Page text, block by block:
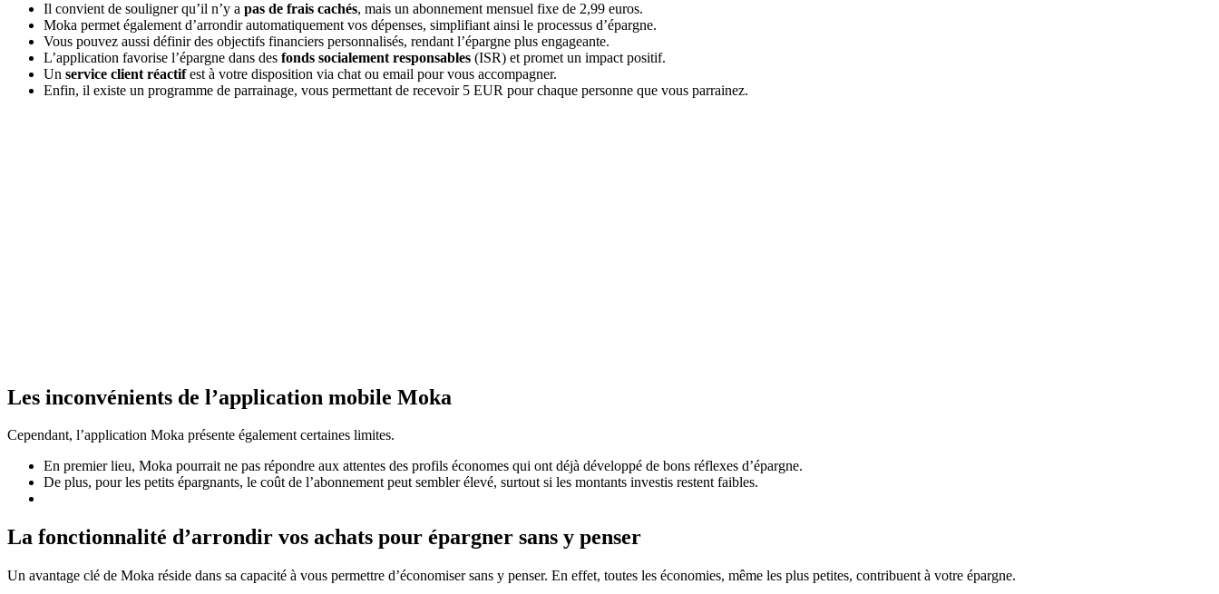
Il convient de souligner qu’il n’y a pas de frais cachés, mais un abonnement mensuel fixe de 2,99 euros.
Moka permet également d’arrondir automatiquement vos dépenses, simplifiant ainsi le processus d’épargne.
Vous pouvez aussi définir des objectifs financiers personnalisés, rendant l’épargne plus engageante.
L’application favorise l’épargne dans des fonds socialement responsables (ISR) et promet un impact positif.
Un service client réactifest à votre disposition via chat ou email pour vous accompagner.
Enfin, il existe un programme de parrainage, vous permettant de recevoir 5 EUR pour chaque personne que vous parrainez.
Les inconvénients de l’application mobile Moka
Cependant, l’application Moka présente également certaines limites.
En premier lieu, Moka pourrait ne pas répondre aux attentes des profils économes qui ont déjà développé de bons réflexes d’épargne.
De plus, pour les petits épargnants, le coût de l’abonnement peut sembler élevé, surtout si les montants investis restent faibles.
La fonctionnalité d’arrondir vos achats pour épargner sans y penser
Un avantage clé de Moka réside dans sa capacité à vous permettre d’économiser sans y penser. En effet, toutes les économies, même les plus petites, contribuent à votre épargne.